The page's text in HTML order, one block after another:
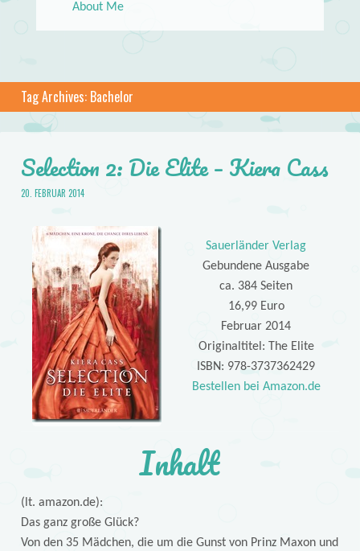
About Me
Tag Archives: Bachelor
Selection 2: Die Elite – Kiera Cass
20. FEBRUAR 2014
Sauerländer Verlag
Gebundene Ausgabe
ca. 384 Seiten
16,99 Euro
Februar 2014
Originaltitel: The Elite
ISBN: 978-3737362429
Bestellen bei Amazon.de
Inhalt
(lt. amazon.de):
Das ganz große Glück?
Von den 35 Mädchen, die um die Gunst von Prinz Maxon und